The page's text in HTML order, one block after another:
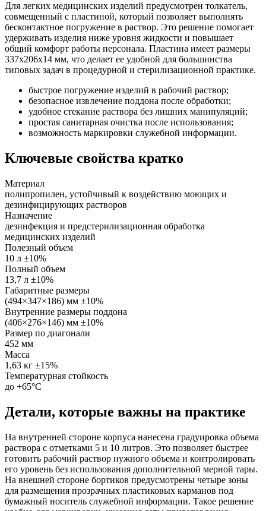
Для легких медицинских изделий предусмотрен толкатель,
совмещенный с пластиной, который позволяет выполнять
бесконтактное погружение в раствор. Это решение помогает
удерживать изделия ниже уровня жидкости и повышает
общий комфорт работы персонала. Пластина имеет размеры
337х206х14 мм, что делает ее удобной для большинства
типовых задач в процедурной и стерилизационной практике.
быстрое погружение изделий в рабочий раствор;
безопасное извлечение поддона после обработки;
удобное стекание раствора без лишних манипуляций;
простая санитарная очистка после использования;
возможность маркировки служебной информации.
Ключевые свойства кратко
Материал
полипропилен, устойчивый к воздействию моющих и
дезинфицирующих растворов
Назначение
дезинфекция и предстерилизационная обработка
медицинских изделий
Полезный объем
10 л ±10%
Полный объем
13,7 л ±10%
Габаритные размеры
(494×347×186) мм ±10%
Внутренние размеры поддона
(406×276×146) мм ±10%
Размер по диагонали
452 мм
Масса
1,63 кг ±15%
Температурная стойкость
до +65°С
Детали, которые важны на практике
На внутренней стороне корпуса нанесена градуировка объема
раствора с отметками 5 и 10 литров. Это позволяет быстрее
готовить рабочий раствор нужного объема и контролировать
его уровень без использования дополнительной мерной тары.
На внешней стороне бортиков предусмотрены четыре зоны
для размещения прозрачных пластиковых карманов под
бумажный носитель служебной информации. Такое решение